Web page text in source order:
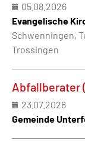
05.08.2026
Evangelische
Schwenningen,
Trossingen
Abfallberater
23.07.2026
Gemeinde